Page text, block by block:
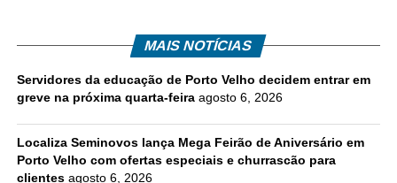
MAIS NOTÍCIAS
Servidores da educação de Porto Velho decidem entrar em
greve na próxima quarta-feira agosto 6, 2026
Localiza Seminovos lança Mega Feirão de Aniversário em
Porto Velho com ofertas especiais e churrascão para
clientes agosto 6, 2026